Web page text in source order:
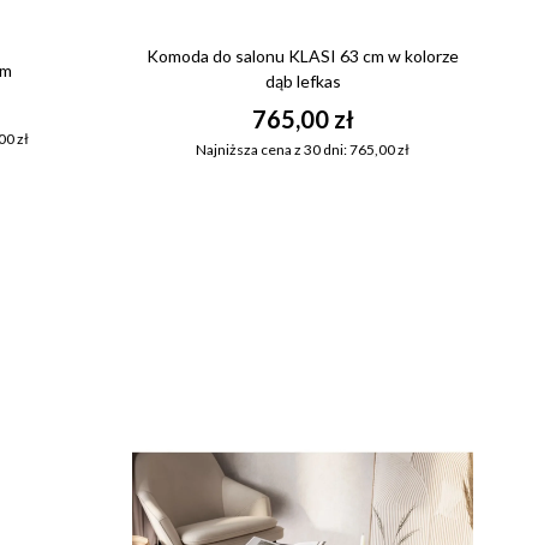
zł
Komoda do salonu KLASI 63 cm w kolorze
dąb lefkas
765,00 zł
Najniższa cena z 30 dni: 765,00 zł